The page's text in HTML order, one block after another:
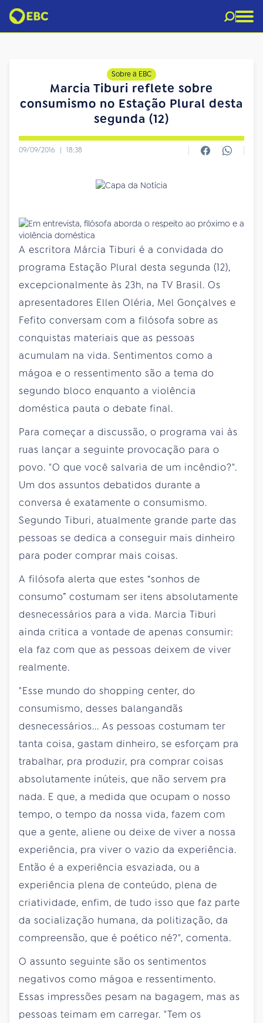
Sobre a EBC
Marcia Tiburi reflete sobre
consumismo no Estação Plural desta
segunda (12)
09/09/2016 | 18:38
A escritora Márcia Tiburi é a convidada do
programa Estação Plural desta segunda (12),
excepcionalmente às 23h, na TV Brasil. Os
apresentadores Ellen Oléria, Mel Gonçalves e
Fefito conversam com a filósofa sobre as
conquistas materiais que as pessoas
acumulam na vida. Sentimentos como a
mágoa e o ressentimento são a tema do
segundo bloco enquanto a violência
doméstica pauta o debate final.
Para começar a discussão, o programa vai às
ruas lançar a seguinte provocação para o
povo. "O que você salvaria de um incêndio?".
Um dos assuntos debatidos durante a
conversa é exatamente o consumismo.
Segundo Tiburi, atualmente grande parte das
pessoas se dedica a conseguir mais dinheiro
para poder comprar mais coisas.
A filósofa alerta que estes “sonhos de
consumo” costumam ser itens absolutamente
desnecessários para a vida. Marcia Tiburi
ainda critica a vontade de apenas consumir:
ela faz com que as pessoas deixem de viver
realmente.
"Esse mundo do shopping center, do
consumismo, desses balangandãs
desnecessários... As pessoas costumam ter
tanta coisa, gastam dinheiro, se esforçam pra
trabalhar, pra produzir, pra comprar coisas
absolutamente inúteis, que não servem pra
nada. E que, a medida que ocupam o nosso
tempo, o tempo da nossa vida, fazem com
que a gente, aliene ou deixe de viver a nossa
experiência, pra viver o vazio da experiência.
Então é a experiência esvaziada, ou a
experiência plena de conteúdo, plena de
criatividade, enfim, de tudo isso que faz parte
da socialização humana, da politização, da
compreensão, que é poético né?", comenta.
O assunto seguinte são os sentimentos
negativos como mágoa e ressentimento.
Essas impressões pesam na bagagem, mas as
pessoas teimam em carregar. "Tem os